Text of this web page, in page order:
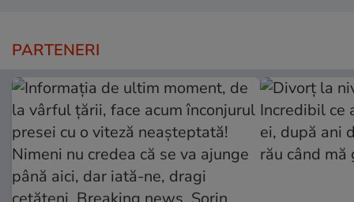
PARTENERI